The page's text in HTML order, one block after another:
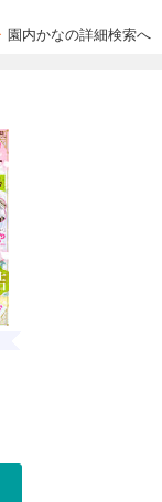
園内かなの詳細検索へ